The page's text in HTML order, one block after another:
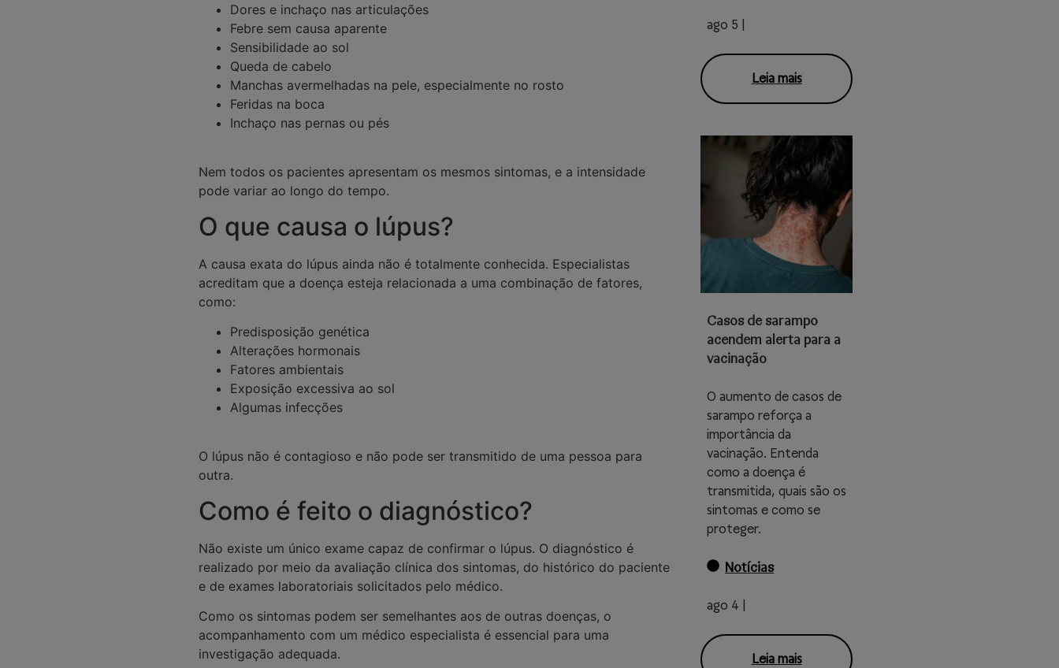
Dores e inchaço nas articulações
Febre sem causa aparente
Sensibilidade ao sol
Queda de cabelo
Manchas avermelhadas na pele, especialmente no rosto
Feridas na boca
Inchaço nas pernas ou pés
Nem todos os pacientes apresentam os mesmos sintomas, e a intensidade
pode variar ao longo do tempo.
O que causa o lúpus?
A causa exata do lúpus ainda não é totalmente conhecida. Especialistas
acreditam que a doença esteja relacionada a uma combinação de fatores,
como:
Predisposição genética
Alterações hormonais
Fatores ambientais
Exposição excessiva ao sol
Algumas infecções
O lúpus não é contagioso e não pode ser transmitido de uma pessoa para
outra.
Como é feito o diagnóstico?
Não existe um único exame capaz de confirmar o lúpus. O diagnóstico é
realizado por meio da avaliação clínica dos sintomas, do histórico do paciente
e de exames laboratoriais solicitados pelo médico.
Como os sintomas podem ser semelhantes aos de outras doenças, o
acompanhamento com um médico especialista é essencial para uma
investigação adequada.
ago 5 |
Leia mais
Casos de sarampo
acendem alerta para a
vacinação
O aumento de casos de
sarampo reforça a
importância da
vacinação. Entenda
como a doença é
transmitida, quais são os
sintomas e como se
proteger.
Notícias
ago 4 |
Leia mais